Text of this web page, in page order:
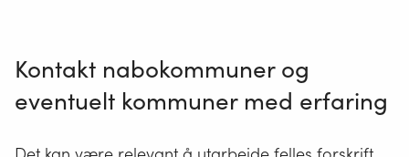
Kontakt nabokommuner og
eventuelt kommuner med erfaring